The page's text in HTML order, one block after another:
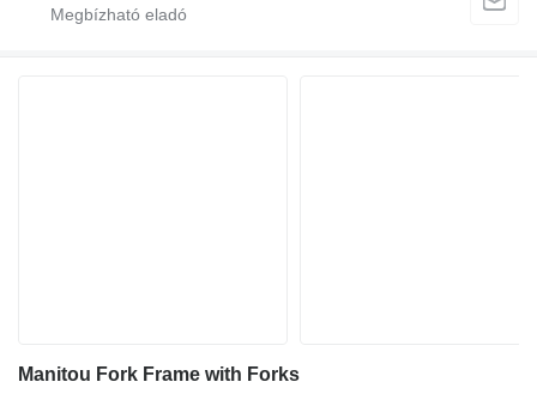
Manitou Fork Frame with Forks